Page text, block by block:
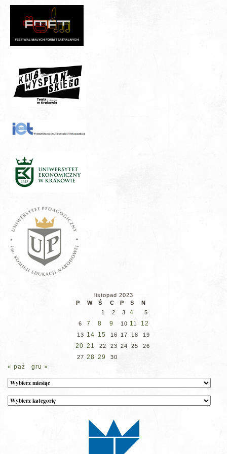
listopad 2023
P
W Ś C P S
N
1
2 3 4
5
6
7 8 9 10 11 12
13 14 15 16 17 18 19
20 21 22 23 24 25
26
27 28 29 30
« paź gru »
Archiwum
Kategorie
wpisów